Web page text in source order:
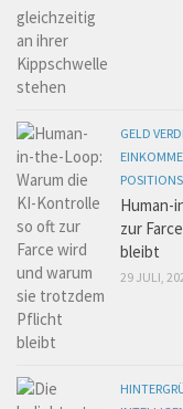
GELD
Human-
zur
bleibt
29 JULI,